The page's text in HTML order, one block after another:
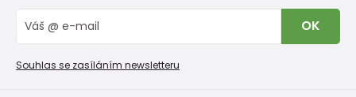
Vrácení zboží a reklamace
Reklamační řád
Blog
Velkoobchod PiDiLiDi
Affiliate program
OK
Souhlas se zasíláním newsletteru